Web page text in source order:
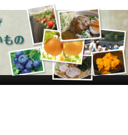
栃木のうんまい